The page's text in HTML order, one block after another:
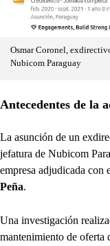
Osmar Coronel,
Nubicom Paraguay
Antecedentes de la
La asunción de un
jefatura de Nubicom
empresa adjudicada con
Peña.
Una investigación
mantenimiento de oferta